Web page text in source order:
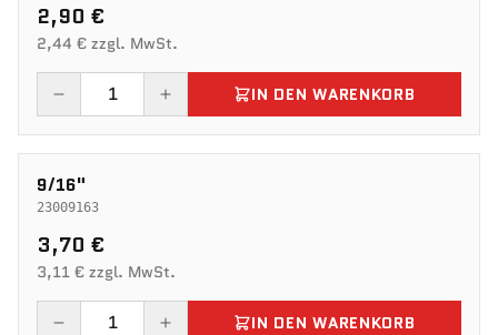
2,90 €
2,44 € zzgl. MwSt.
IN DEN WARENKORB
9/16"
23009163
3,70 €
3,11 € zzgl. MwSt.
IN DEN WARENKORB